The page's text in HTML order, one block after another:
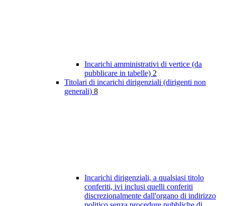
Incarichi amministrativi di vertice (da
pubblicare in tabelle) 2
Titolari di incarichi dirigenziali (dirigenti non
generali) 8
Incarichi dirigenziali, a qualsiasi titolo
conferiti, ivi inclusi quelli conferiti
discrezionalmente dall'organo di indirizzo